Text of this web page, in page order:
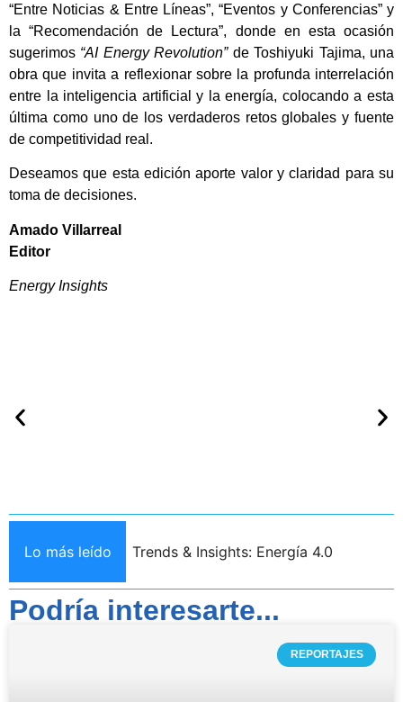
“Entre Noticias & Entre Líneas”, “Eventos y Conferencias” y
la “Recomendación de Lectura”, donde en esta ocasión
sugerimos “AI Energy Revolution”de Toshiyuki Tajima, una
obra que invita a reflexionar sobre la profunda interrelación
entre la inteligencia artificial y la energía, colocando a esta
última como uno de los verdaderos retos globales y fuente
de competitividad real.
Deseamos que esta edición aporte valor y claridad para su
toma de decisiones.
Amado Villarreal
Editor
Energy Insights
Lo más leído Trends & Insights: Energía 4.0
Podría interesarte...
REPORTAJES